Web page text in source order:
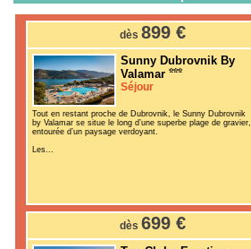
dès 899 €
Sunny Dubrovnik By
Valamar
Séjour
Tout en restant proche de Dubrovnik, le Sunny Dubrovnik
by Valamar se situe le long d’une superbe plage de gravier,
entourée d’un paysage verdoyant.
Les...
dès 699 €